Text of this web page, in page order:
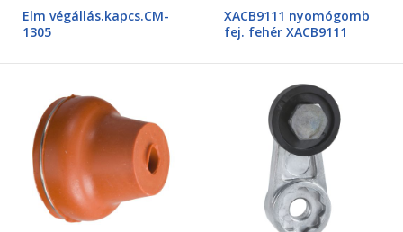
Elm végállás.kapcs.CM-
1305
XACB9111 nyomógomb
fej. fehér XACB9111